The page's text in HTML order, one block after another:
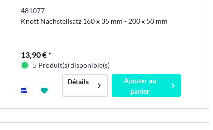
481077
Knott Nachstellsatz 160 x 35 mm - 200 x 50 mm
13,90 € *
5 Produit(s) disponible(s)
Détails
Ajouter au
panier